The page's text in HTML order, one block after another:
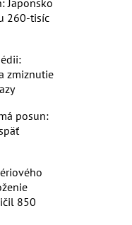
Japonsko
260-tisíc
zmiznutie
posun:
850